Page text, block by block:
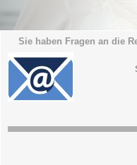
Sie haben Fragen an die